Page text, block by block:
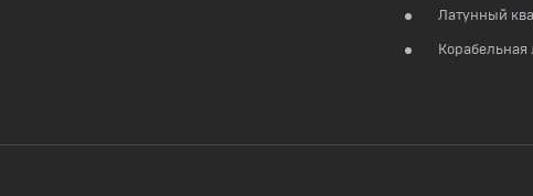
Латунный
Корабельная